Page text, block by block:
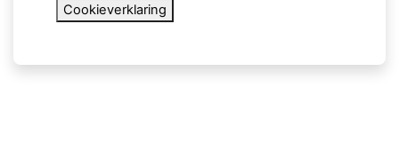
Cookieverklaring